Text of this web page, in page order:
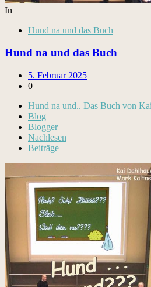
In
Hund na und das Buch
Hund na und das Buch
5. Februar 2025
0
Hund na und.. Das Buch von
Blog
Blogger
Nachlesen
Beiträge